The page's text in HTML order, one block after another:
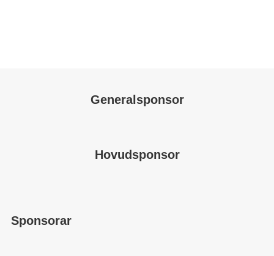
Generalsponsor
Hovudsponsor
Sponsorar